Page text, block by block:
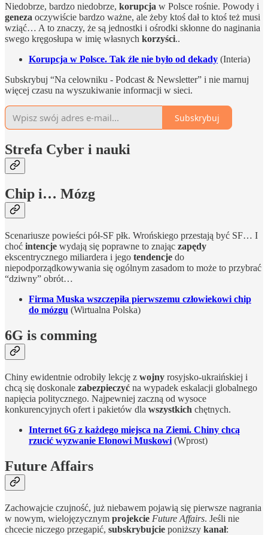
Niedobrze, bardzo niedobrze, korupcja w Polsce rośnie. Powody i
geneza oczywiście bardzo ważne, ale żeby ktoś dał to ktoś też musi
wziąć… A to znaczy, że są jednostki i ośrodki skłonne do naginania
swego kręgosłupa w imię własnych korzyści..
Korupcja w Polsce. Tak źle nie było od dekady (Interia)
Subskrybuj “Na celowniku - Podcast & Newsletter” i nie marnuj
więcej czasu na wyszukiwanie informacji w sieci.
Subskrybuj
Strefa Cyber i nauki
Chip i… Mózg
Scenariusze powieści pół-SF płk. Wrońskiego przestają być SF… I
choć intencje wydają się poprawne to znając zapędy
ekscentrycznego miliardera i jego tendencje do
niepodporządkowywania się ogólnym zasadom to może to przybrać
“dziwny” obrót…
Firma Muska wszczepiła pierwszemu człowiekowi chip
do mózgu (Wirtualna Polska)
6G is comming
Chiny ewidentnie odrobiły lekcję z wojny rosyjsko-ukraińskiej i
chcą się doskonale zabezpieczyć na wypadek eskalacji globalnego
napięcia politycznego. Najpewniej zaczną od wysoce
konkurencyjnych ofert i pakietów dla wszystkich chętnych.
Internet 6G z każdego miejsca na Ziemi. Chiny chcą
rzucić wyzwanie Elonowi Muskowi (Wprost)
Future Affairs
Zachowajcie czujność, już niebawem pojawią się pierwsze nagrania
w nowym, wielojęzycznym projekcie Future Affairs. Jeśli nie
chcecie niczego przegapić, subskrybujcie poniższy kanał: